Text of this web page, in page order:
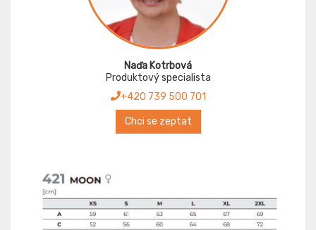
Naďa Kotrbová
Produktový specialista
+420 739 500 701
Chci se zeptat